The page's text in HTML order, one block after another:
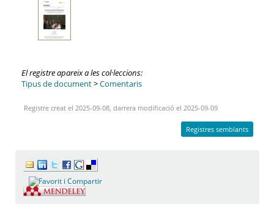
El registre apareix a les col·leccions:
Tipus de document>Comentaris
Registre creat el 2025-09-08, darrera modificació el 2025-09-09
Registres semblants